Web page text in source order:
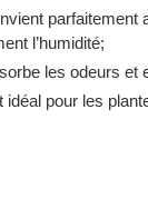
parfaitement
l’humidité;
les odeurs et
idéal pour les